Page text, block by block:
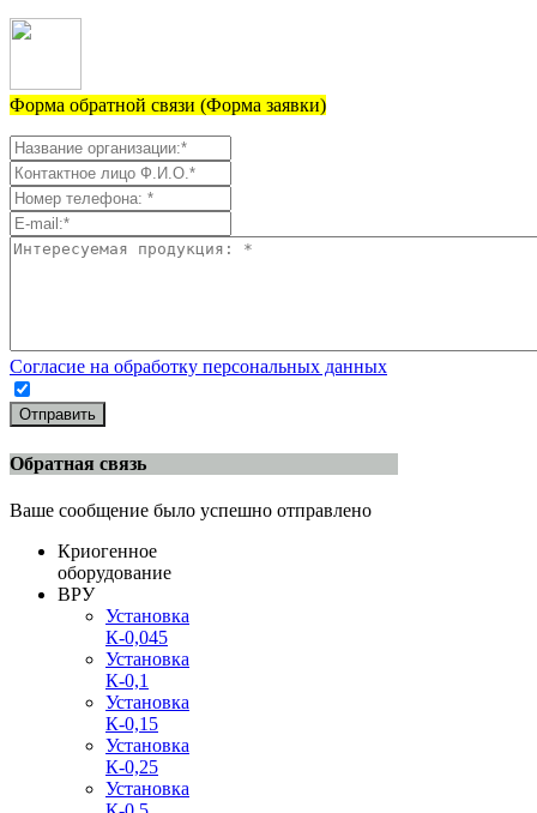
Форма обратной связи (Форма заявки)
Согласие на обработку персональных данных
Отправить
Обратная связь
Ваше сообщение было успешно отправлено
Криогенное
оборудование
ВРУ
Установка
К-0,045
Установка
К-0,1
Установка
К-0,15
Установка
К-0,25
Установка